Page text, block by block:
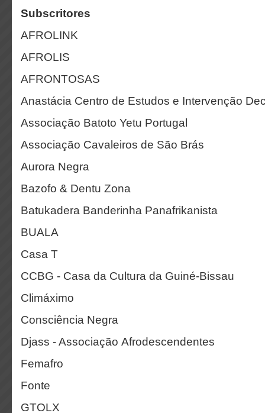
Subscritores
AFROLINK
AFROLIS
AFRONTOSAS
Anastácia Centro de Estudos e Intervenção
Associação Batoto Yetu Portugal
Associação Cavaleiros de São Brás
Aurora Negra
Bazofo & Dentu Zona
Batukadera Banderinha Panafrikanista
BUALA
Casa T
CCBG - Casa da Cultura da Guiné-Bissau
Climáximo
Consciência Negra
Djass - Associação Afrodescendentes
Femafro
Fonte
GTOLX